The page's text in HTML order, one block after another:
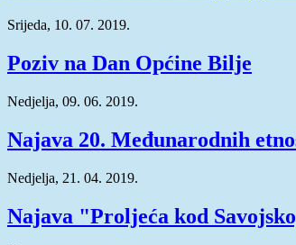
Srijeda, 10. 07. 2019.
Poziv na Dan Općine Bilje
Nedjelja, 09. 06. 2019.
Najava 20. Međunarodnih
Nedjelja, 21. 04. 2019.
Najava "Proljeća kod